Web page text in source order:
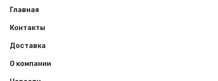
Главная
Контакты
Доставка
О компании